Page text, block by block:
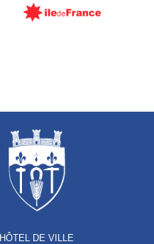
HÔTEL DE VILLE